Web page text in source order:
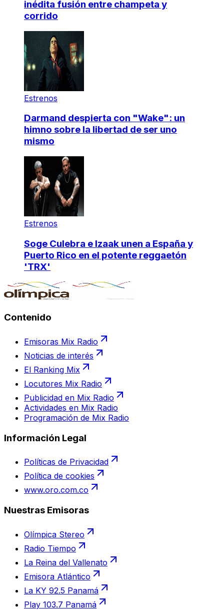
inédita fusión entre champeta y
corrido
Estrenos
Darmand despierta con "Wake": un
himno sobre la libertad de ser uno
mismo
Estrenos
Soge Culebra e Izaak unen a España y
Puerto Rico en el potente reggaetón
'TRX'
Contenido
Emisoras Mix Radio
Noticias de interés
El Ranking Mix
Locutores Mix Radio
Publicidad en Mix Radio
Actividades en Mix Radio
Programación de Mix Radio
Información Legal
Políticas de Privacidad
Política de cookies
www.oro.com.co
Nuestras Emisoras
Olímpica Stereo
Radio Tiempo
La Reina del Vallenato
Emisora Atlántico
La KY 92.5 Panamá
Play 103.7 Panamá